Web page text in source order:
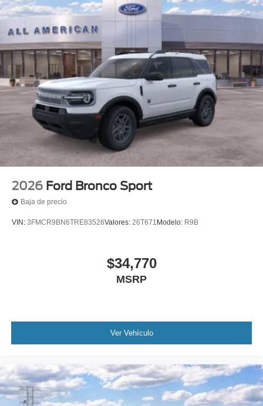
2026 Ford Bronco Sport
Baja de precio
VIN: 3FMCR9BN6TRE83526Valores: 26T671 Modelo: R9B
$34,770
MSRP
Ver Vehículo